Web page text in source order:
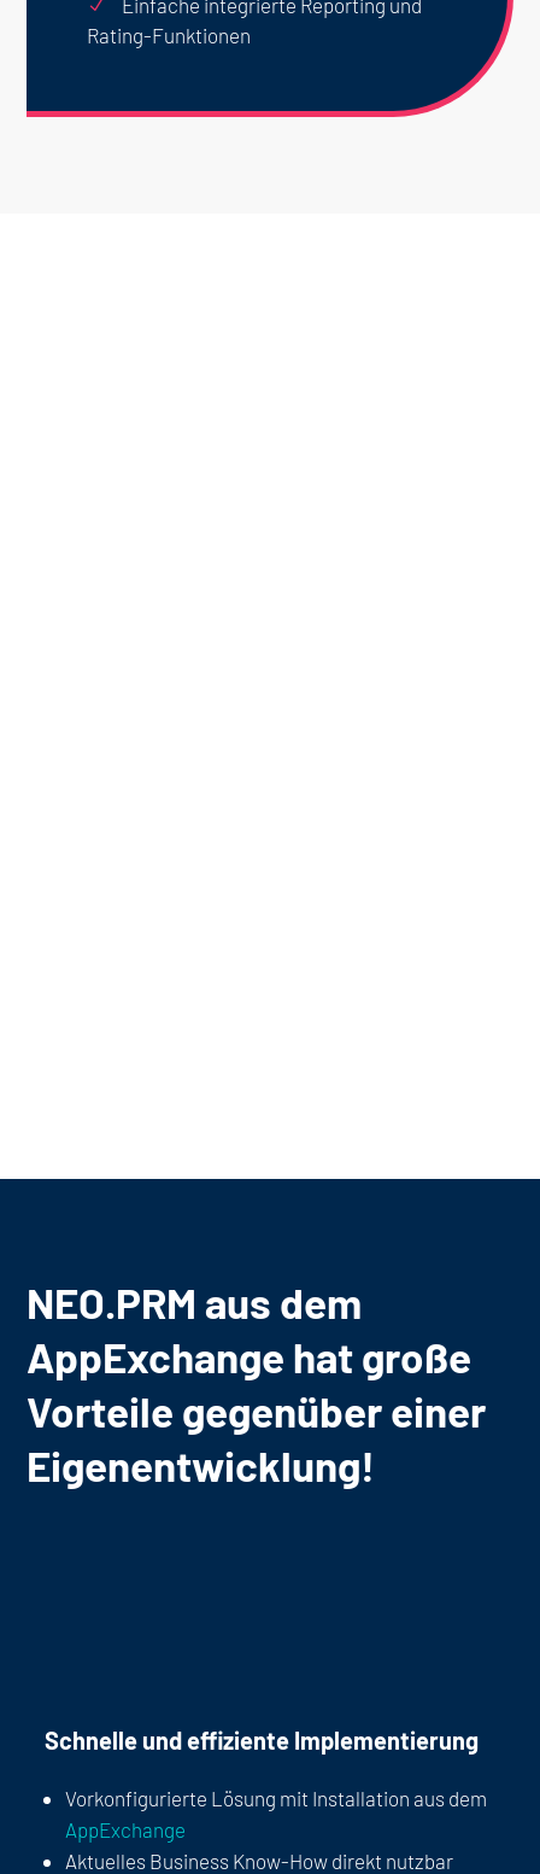
N
Einfache integrierte Reporting und
Rating-Funktionen
NEO.PRM aus dem
AppExchange hat große
Vorteile gegenüber einer
Eigenentwicklung!
Schnelle und effiziente Implementierung
Vorkonfigurierte Lösung mit Installation aus dem
AppExchange
Aktuelles Business Know-How direkt nutzbar